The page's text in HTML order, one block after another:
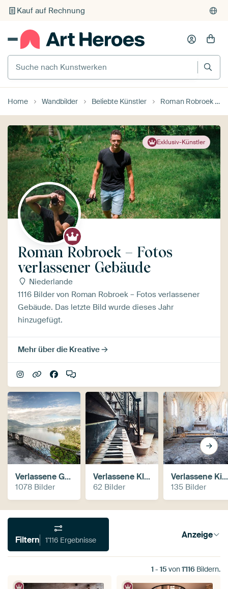
Individueller Druck auf Bestellung
Suche nach Kunstwerken
Home Wandbilder Beliebte Künstler Roman Robroek – Fotos verlassener Gebäude
Exklusiv-Künstler
Roman Robroek – Fotos
verlassener Gebäude
Niederlande
1116 Bilder von Roman Robroek – Fotos verlassener
Gebäude. Das letzte Bild wurde dieses Jahr
hinzugefügt.
Mehr über die Kreative
Verlassene Gebäude
1078 Bilder
Verlassene Klaviere
62 Bilder
Verlassene Kirchen
135 Bilder
Filtern 1'116 Ergebnisse Anzeige
1 - 15von1'116 Bildern.